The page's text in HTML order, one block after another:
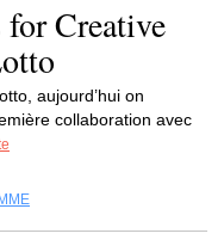
Creative
aujourd’hui on
collaboration avec